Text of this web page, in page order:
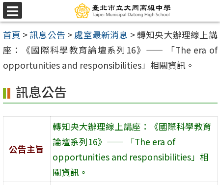
跳
至
主
要
內
區
選
單
首頁 >訊息公告 > 處室最新消息 >轉知央大辦理線上講
座：《國際科學教育論壇系列16》—— 「The era of
opportunities and responsibilities」相關資訊。
訊息公告
公告主旨
轉知央大辦理線上講座：《國際科學教育
論壇系列16》—— 「The era of
opportunities and responsibilities」相
關資訊。